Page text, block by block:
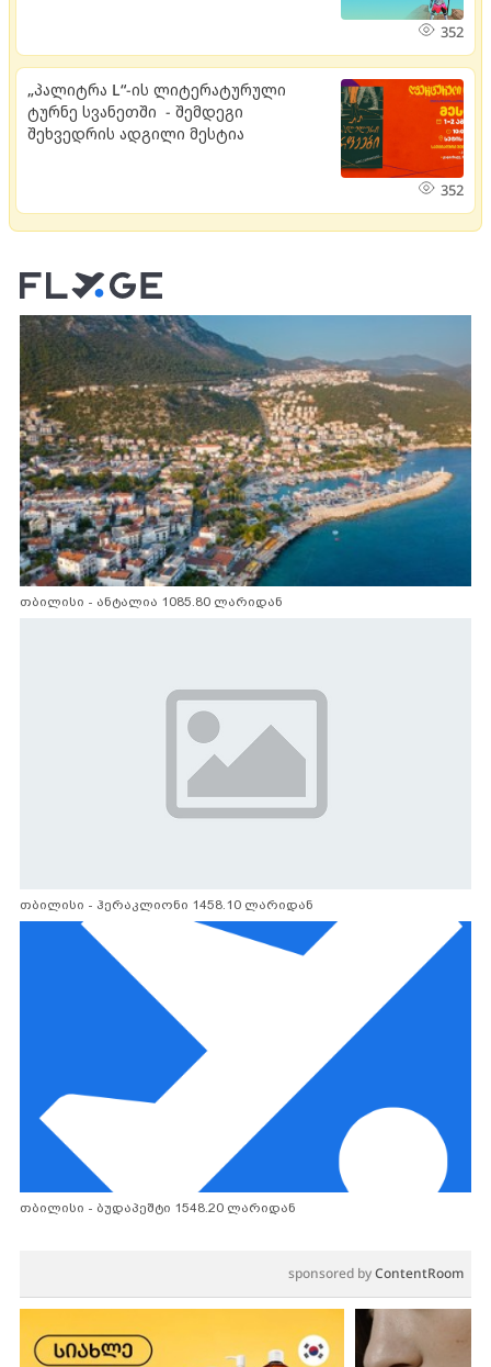
352
„პალიტრა L“-ის ლიტერატურული
ტურნე სვანეთში - შემდეგი
შეხვედრის ადგილი მესტია
352
თბილისი - ანტალია 1085.80 ლარიდან
თბილისი - ჰერაკლიონი 1458.10 ლარიდან
თბილისი - ბუდაპეშტი 1548.20 ლარიდან
sponsored byContentRoom